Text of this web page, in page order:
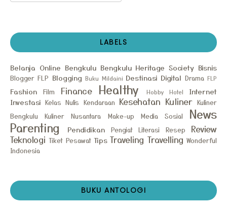
LABELS
Belanja Online Bengkulu Bengkulu Heritage Society Bisnis
Blogger FLP Blogging Buku Mildaini Destinasi Digital Drama FLP
Fashion Film Finance Healthy Hobby Hotel
Internet
Investasi Kelas Nulis Kendaraan Kesehatan Kuliner Kuliner
Bengkulu
Kuliner Nusantara Make-up Media Sosial
News
Parenting
Pendidikan Pengiat Literasi Resep
Review
Teknologi Tiket Pesawat Tips Traveling Travelling Wonderful
Indonesia
BUKU ANTOLOGI